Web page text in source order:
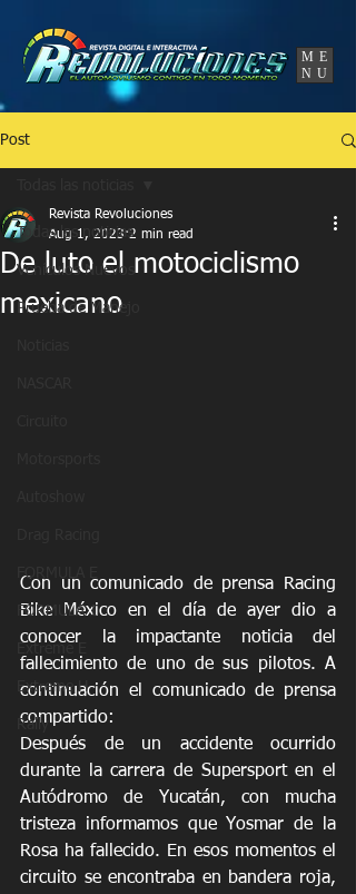
ME
NU
Post
Todas las noticias
Vehículos Nuevos
Prueba de Manejo
FORMULA E
FORMULA 1
Extreme H
Rally
De luto el motociclismo
mexicano
Revista Revoluciones
Aug 1, 2023 2 min read
Con un comunicado de prensa Racing
Bike México en el día de ayer dio a
conocer la impactante noticia del
fallecimiento de uno de sus pilotos. A
continuación el comunicado de prensa
compartido:
Después de un accidente ocurrido
durante la carrera de Supersport en el
Autódromo de Yucatán, con mucha
tristeza informamos que Yosmar de la
Rosa ha fallecido. En esos momentos el
circuito se encontraba en bandera roja,